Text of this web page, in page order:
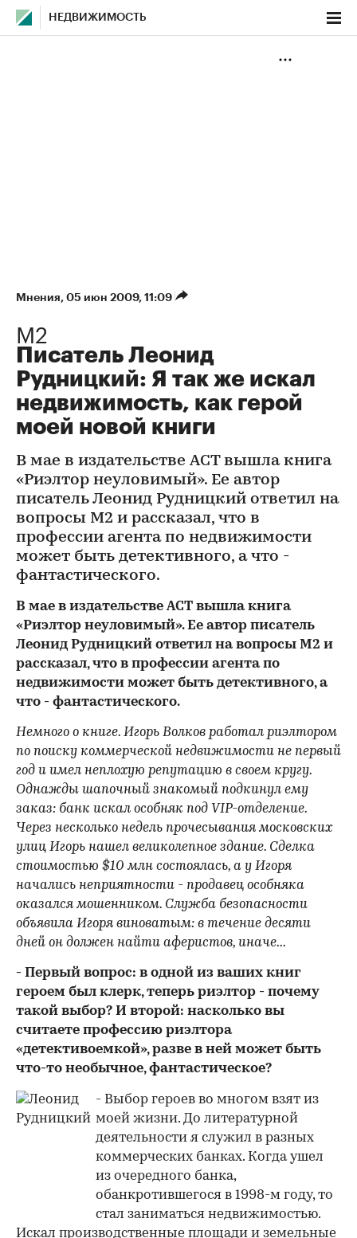
НЕДВИЖИМОСТЬ
Мнения⁠, 05 июн 2009, 11:09
М2
Писатель Леонид
Рудницкий: Я так же искал
недвижимость, как герой
моей новой книги
В мае в издательстве ACT вышла книга
«Риэлтор неуловимый». Ее автор
писатель Леонид Рудницкий ответил на
вопросы М2 и рассказал, что в
профессии агента по недвижимости
может быть детективного, а что -
фантастического.
В мае в издательстве ACT вышла книга
«Риэлтор неуловимый». Ее автор писатель
Леонид Рудницкий ответил на вопросы М2 и
рассказал, что в профессии агента по
недвижимости может быть детективного, а
что - фантастического.
Немного о книге. Игорь Волков работал риэлтором
по поиску коммерческой недвижимости не первый
год и имел неплохую репутацию в своем кругу.
Однажды шапочный знакомый подкинул ему
заказ: банк искал особняк под VIP-отделение.
Через несколько недель прочесывания московских
улиц Игорь нашел великолепное здание. Сделка
стоимостью $10 млн состоялась, а у Игоря
начались неприятности - продавец особняка
оказался мошенником. Служба безопасности
объявила Игоря виноватым: в течение десяти
дней он должен найти аферистов, иначе...
- Первый вопрос: в одной из ваших книг
героем был клерк, теперь риэлтор - почему
такой выбор? И второй: насколько вы
считаете профессию риэлтора
«детективоемкой», разве в ней может быть
что-то необычное, фантастическое?
- Выбор героев во многом взят из
моей жизни. До литературной
деятельности я служил в разных
коммерческих банках. Когда ушел
из очередного банка,
обанкротившегося в 1998-м году, то
стал заниматься недвижимостью.
Искал производственные площади и земельные